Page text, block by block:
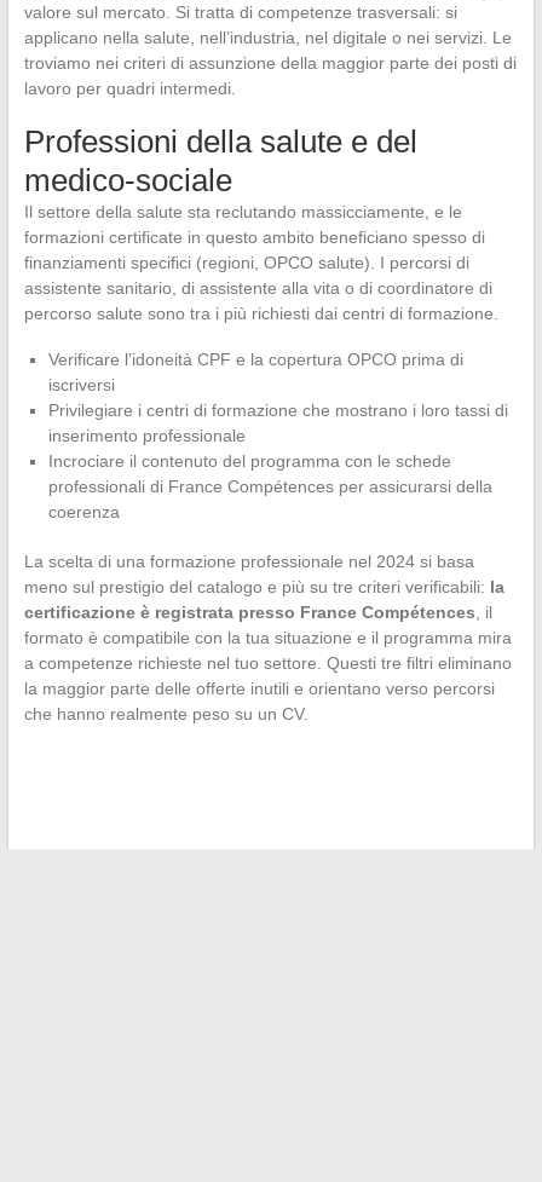
valore sul mercato. Si tratta di competenze trasversali: si
applicano nella salute, nell’industria, nel digitale o nei servizi. Le
troviamo nei criteri di assunzione della maggior parte dei posti di
lavoro per quadri intermedi.
Professioni della salute e del
medico-sociale
Il settore della salute sta reclutando massicciamente, e le
formazioni certificate in questo ambito beneficiano spesso di
finanziamenti specifici (regioni, OPCO salute). I percorsi di
assistente sanitario, di assistente alla vita o di coordinatore di
percorso salute sono tra i più richiesti dai centri di formazione.
Verificare l’idoneità CPF e la copertura OPCO prima di
iscriversi
Privilegiare i centri di formazione che mostrano i loro tassi di
inserimento professionale
Incrociare il contenuto del programma con le schede
professionali di France Compétences per assicurarsi della
coerenza
La scelta di una formazione professionale nel 2024 si basa
meno sul prestigio del catalogo e più su tre criteri verificabili: la
certificazione è registrata presso France Compétences , il
formato è compatibile con la tua situazione e il programma mira
a competenze richieste nel tuo settore. Questi tre filtri eliminano
la maggior parte delle offerte inutili e orientano verso percorsi
che hanno realmente peso su un CV.